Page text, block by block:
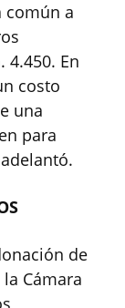
común a
4.450. En
costo
una
para
de
Cámara